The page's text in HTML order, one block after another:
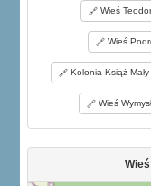
Wieś
Wieś
Kolonia Książ
Wieś